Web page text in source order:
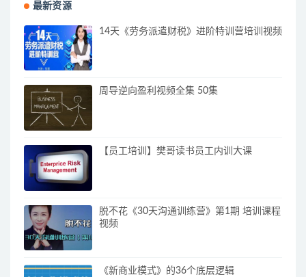
最新资源
14天《劳务派遣财税》进阶特训营培训视频
周导逆向盈利视频全集 50集
【员工培训】樊哥读书员工内训大课
脱不花《30天沟通训练营》第1期 培训课程
视频
《新商业模式》的36个底层逻辑